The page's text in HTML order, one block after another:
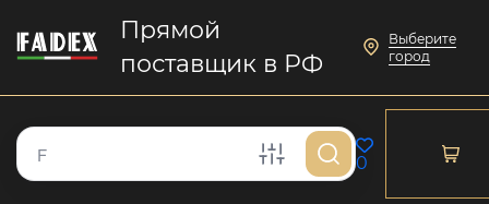
Прямой
поставщик в РФ
Выберите
город
0